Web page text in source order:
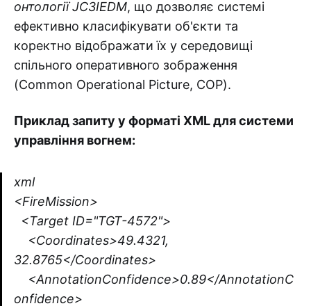
онтології JC3IEDM, що дозволяє системі
ефективно класифікувати об'єкти та
коректно відображати їх у середовищі
спільного оперативного зображення
(Common Operational Picture, COP).
Приклад запиту у форматі XML для системи
управління вогнем:
xml
<FireMission>
<Target ID="TGT-4572">
<Coordinates>49.4321,
32.8765</Coordinates>
<AnnotationConfidence>0.89</AnnotationC
onfidence>